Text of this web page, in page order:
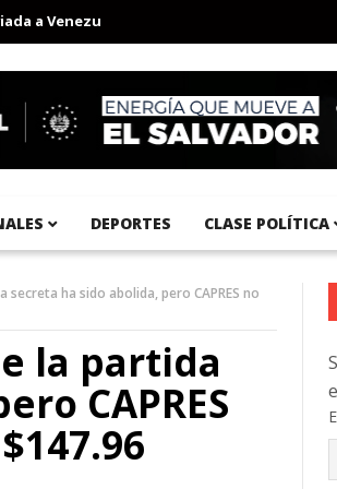
Venezuela Aeropuerto Internacional del
DEPORTES CLASE POLÍTICA
ha sido abolida, pero CAPRES no
la partida
CAPRES